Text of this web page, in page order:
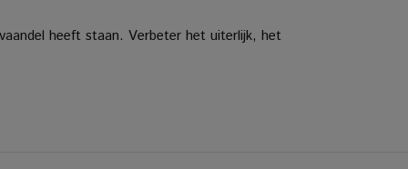
heeft staan. Verbeter het uiterlijk, het